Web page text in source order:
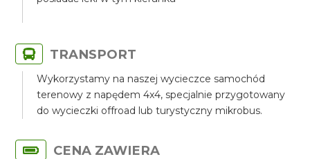
TRANSPORT
Wykorzystamy na naszej wycieczce samochód
terenowy z napędem 4x4, specjalnie przygotowany
do wycieczki offroad lub turystyczny mikrobus.
CENA ZAWIERA